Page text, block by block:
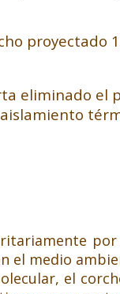
proyectado
eliminado el
el medio
el